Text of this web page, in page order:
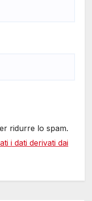
ridurre lo spam.
i dati derivati dai